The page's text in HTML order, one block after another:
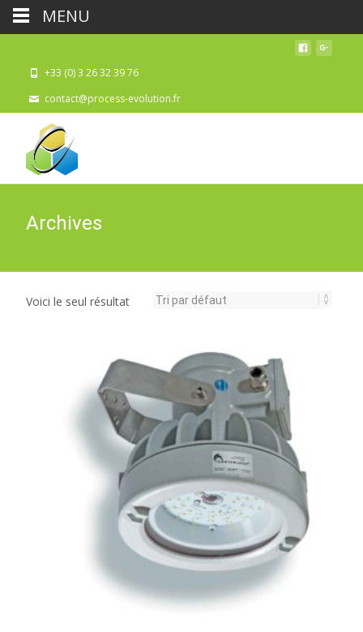
+33 (0) 3 26 32 39 76
contact@process-evolution.fr
Archives
Voici le seul résultat
MENU